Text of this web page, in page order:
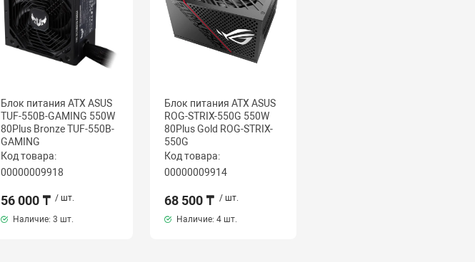
Блок питания ATX ASUS
TUF-550B-GAMING 550W
80Plus Bronze TUF-550B-
GAMING
Код товара:
00000009918
56 000 ₸ / шт.
Наличие: 3 шт.
Блок питания ATX ASUS
ROG-STRIX-550G 550W
80Plus Gold ROG-STRIX-
550G
Код товара:
00000009914
68 500 ₸ / шт.
Наличие:4 шт.